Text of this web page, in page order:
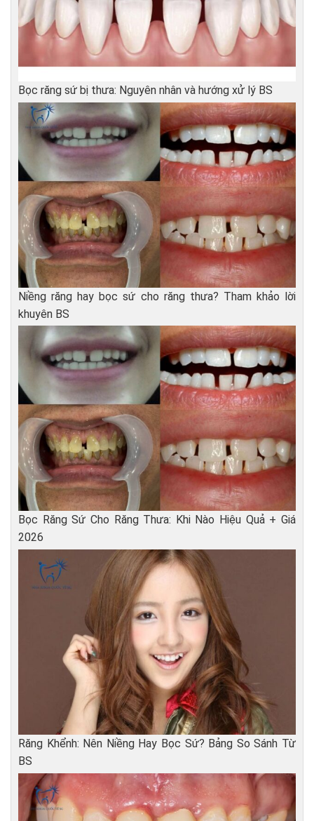
Bọc răng sứ bị thưa: Nguyên nhân và hướng xử lý BS
Niềng răng hay bọc sứ cho răng thưa? Tham khảo lời
khuyên BS
Bọc Răng Sứ Cho Răng Thưa: Khi Nào Hiệu Quả + Giá
2026
Răng Khểnh: Nên Niềng Hay Bọc Sứ? Bảng So Sánh Từ
BS